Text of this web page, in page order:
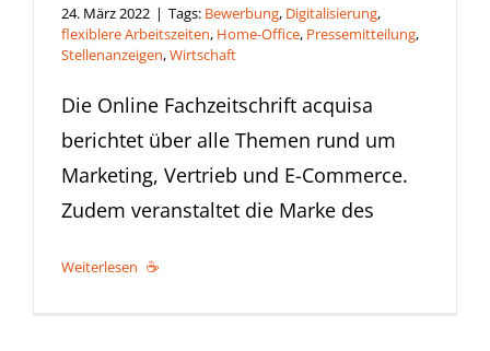
24. März 2022 | Tags: Bewerbung, Digitalisierung,
flexiblere Arbeitszeiten, Home-Office, Pressemitteilung,
Stellenanzeigen,Wirtschaft
Die Online Fachzeitschrift acquisa
berichtet über alle Themen rund um
Marketing, Vertrieb und E-Commerce.
Zudem veranstaltet die Marke des
Weiterlesen